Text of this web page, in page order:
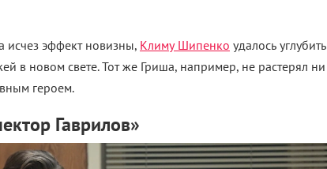
исчез эффект новизны, Климу Шипенко удалось углубить
в новом свете. Тот же Гриша, например, не растерял ни
героем.
Гаврилов»